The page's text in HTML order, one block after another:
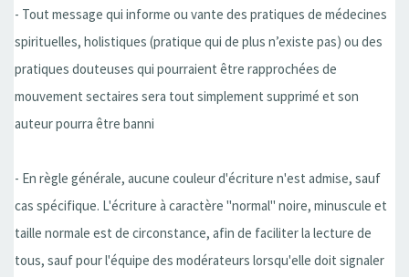
- Tout message qui informe ou vante des pratiques de médecines
spirituelles, holistiques (pratique qui de plus n’existe pas) ou des
pratiques douteuses qui pourraient être rapprochées de
mouvement sectaires sera tout simplement supprimé et son
auteur pourra être banni
- En règle générale, aucune couleur d'écriture n'est admise, sauf
cas spécifique. L'écriture à caractère "normal" noire, minuscule et
taille normale est de circonstance, afin de faciliter la lecture de
tous, sauf pour l'équipe des modérateurs lorsqu'elle doit signaler